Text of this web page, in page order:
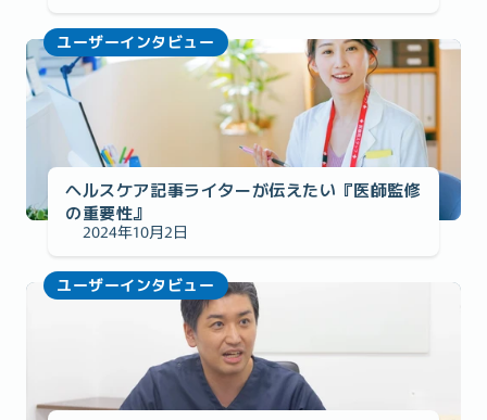
ユーザーインタビュー
ヘルスケア記事ライターが伝えたい『医師監修
の重要性』
2024年10月2日
ユーザーインタビュー